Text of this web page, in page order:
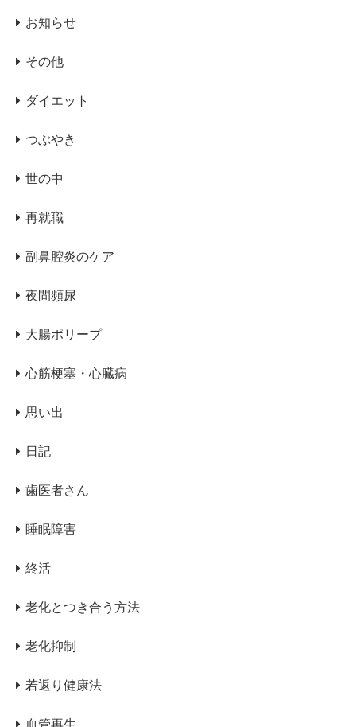
お知らせ
その他
ダイエット
つぶやき
世の中
再就職
副鼻腔炎のケア
夜間頻尿
大腸ポリープ
心筋梗塞・心臓病
思い出
日記
歯医者さん
睡眠障害
終活
老化とつき合う方法
老化抑制
若返り健康法
血管再生